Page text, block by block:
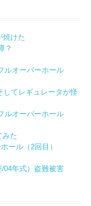
焼けた
？
ルオーバーホール
してレギュレータが怪
ルオーバーホール
みた
ール（2回目）
/04年式）盗難被害